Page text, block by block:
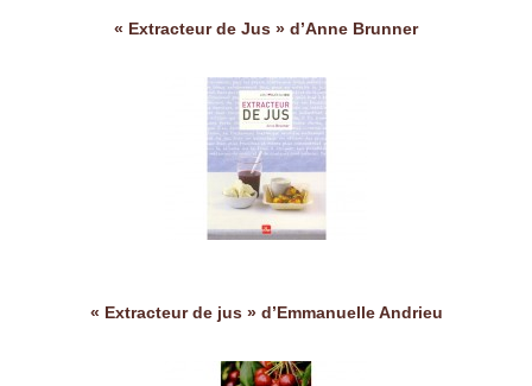
« Extracteur de Jus » d’Anne Brunner
« Extracteur de jus » d’Emmanuelle Andrieu